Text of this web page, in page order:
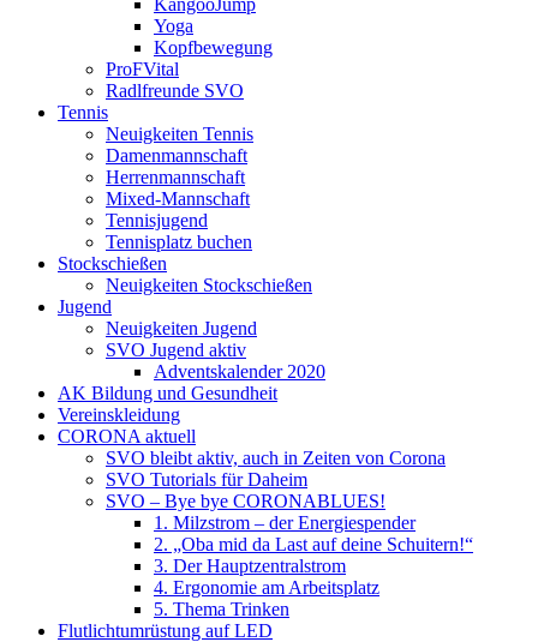
KangooJump
Yoga
Kopfbewegung
ProFVital
Radlfreunde SVO
Tennis
Neuigkeiten Tennis
Damenmannschaft
Herrenmannschaft
Mixed-Mannschaft
Tennisjugend
Tennisplatz buchen
Stockschießen
Neuigkeiten Stockschießen
Jugend
Neuigkeiten Jugend
SVO Jugend aktiv
Adventskalender 2020
AK Bildung und Gesundheit
Vereinskleidung
CORONA aktuell
SVO bleibt aktiv, auch in Zeiten von Corona
SVO Tutorials für Daheim
SVO – Bye bye CORONABLUES!
1. Milzstrom – der Energiespender
2. „Oba mid da Last auf deine Schuitern!“
3. Der Hauptzentralstrom
4. Ergonomie am Arbeitsplatz
5. Thema Trinken
Flutlichtumrüstung auf LED